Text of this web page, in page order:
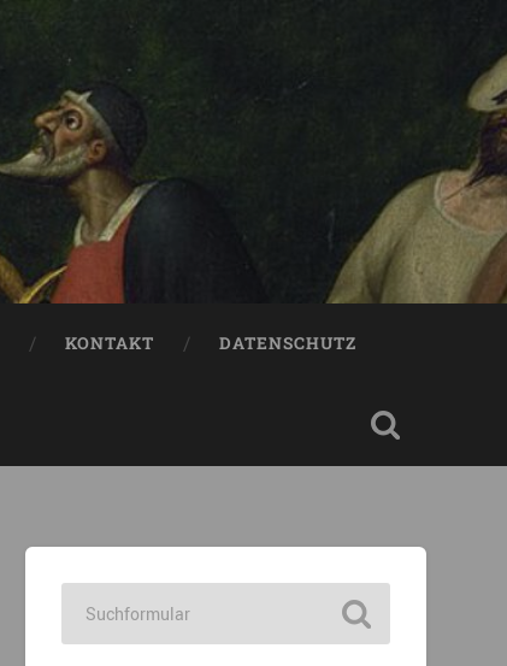
KONTAKT DATENSCHUTZ